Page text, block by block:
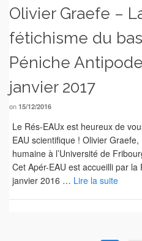
Olivier Graefe –
fétichisme du
Péniche
janvier 2017
on 15/12/2016
Le Rés-EAUx est heureux de
EAU scientifique ! Olivier
humaine à l’Université de
Cet Apér-EAU est accueilli par
janvier 2016 … Lire la suite